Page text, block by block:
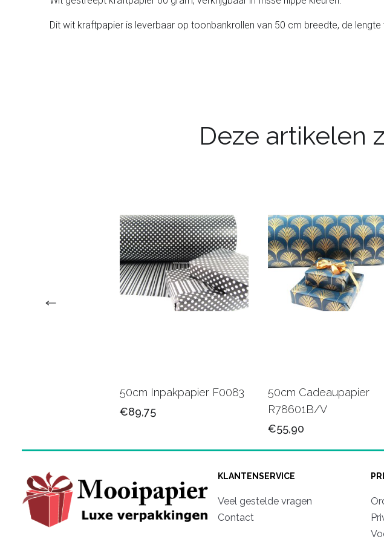
Dit wit kraftpapier is leverbaar op toonbankrollen van 50 cm breedte, de lengte
Deze artikelen
50cm Inpakpapier F0083
€89,75
50cm Cadeaupapier
R78601B/V
€55,90
KLANTENSERVICE
Veel gestelde vragen
Contact